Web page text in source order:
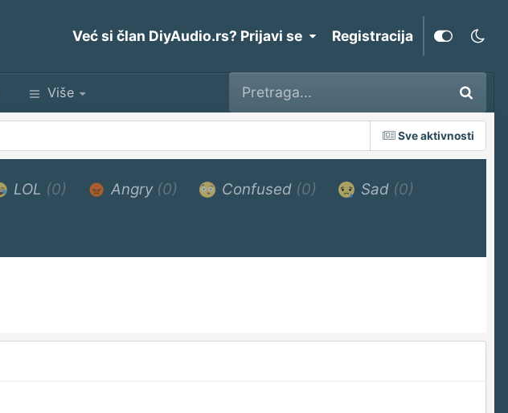
Već si član DiyAudio.rs? Prijavi se Registracija
Više
Sve aktivnosti
LOL (0) Angry (0) Confused (0) Sad (0)